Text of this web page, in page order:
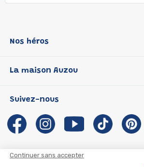
Continuer sans accepter
Nos héros
P'tit Loup
Les Influenceuses
Migali
Petite Taupe
La maison Auzou
Notre histoire
Auzou s'engage
Auteurs et illustrateurs Auzou
Suivez-nous